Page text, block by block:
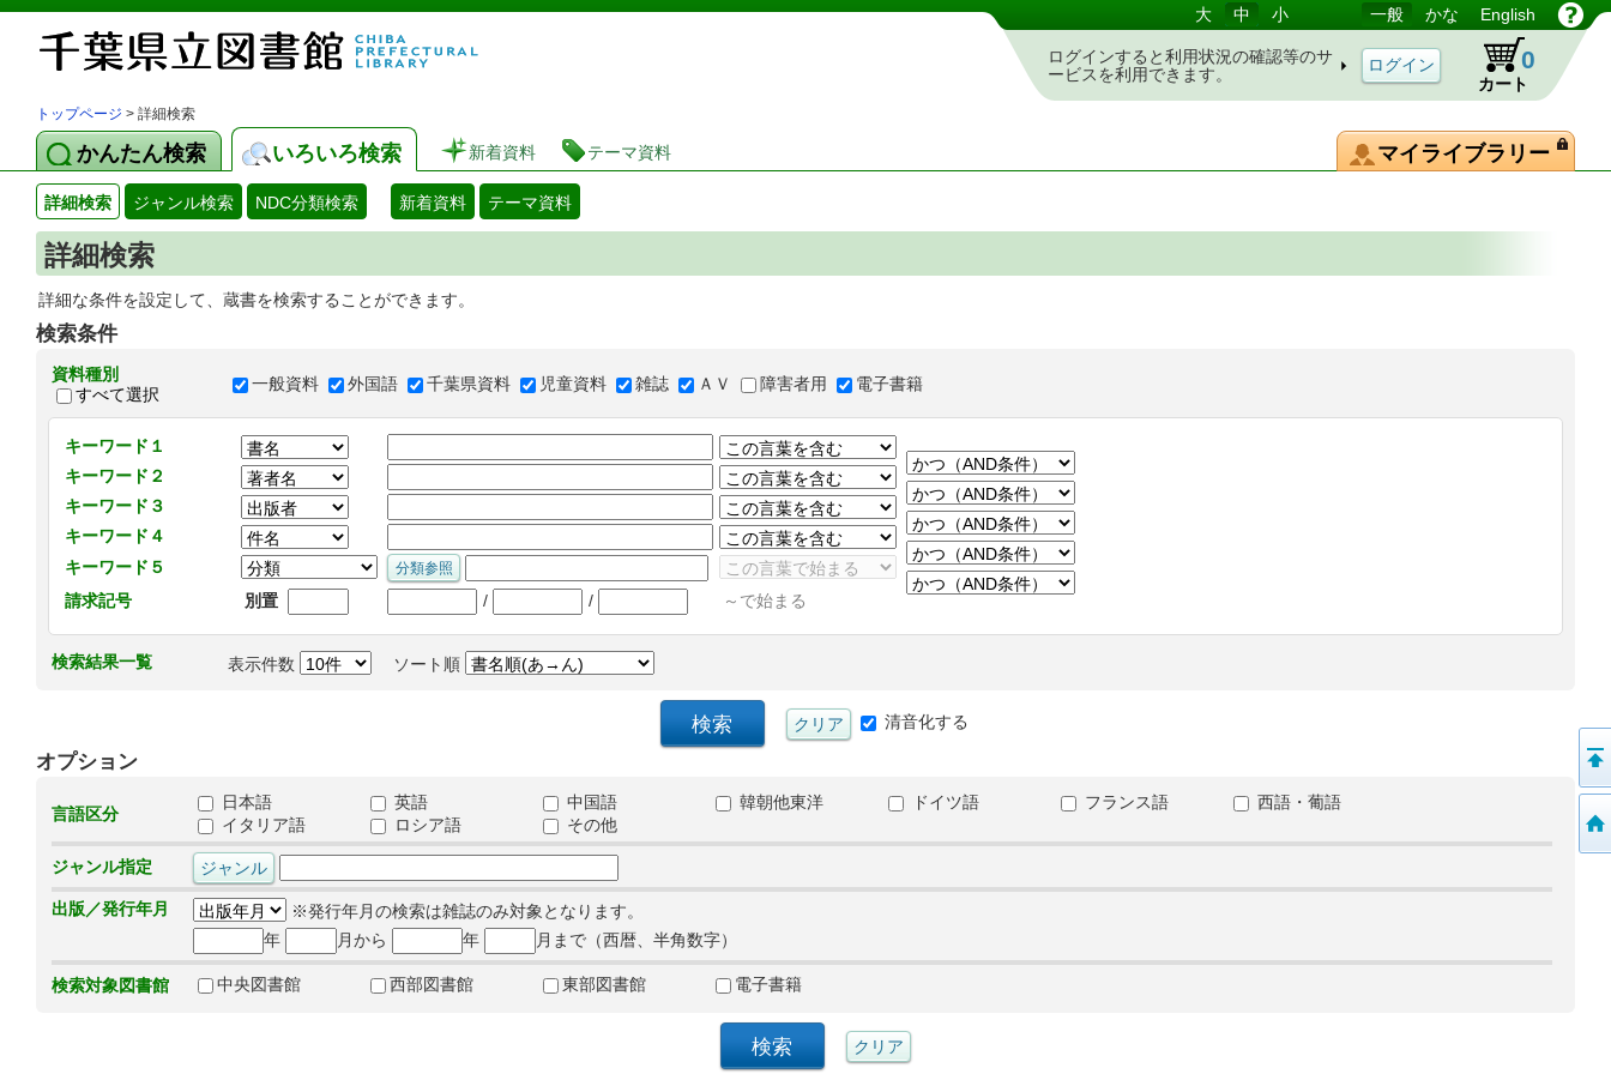
図書館 蔵書検索・予約システム 大 中 小 一般 かな English
ログインすると利用状況の確認等のサ
ービスを利用できます。
カート
0
トップページ > 詳細検索
かんたん検索 いろいろ検索 新着資料 テーマ資料 マイライブラリー
詳細検索 ジャンル検索 NDC分類検索 新着資料 テーマ資料
詳細検索
詳細な条件を設定して、蔵書を検索することができます。
検索条件
資料種別
すべて選択
一般資料 外国語 千葉県資料 児童資料 雑誌 ＡＶ 障害者用 電子書籍
キーワード１
キーワード２
キーワード３
キーワード４
キーワード５
請求記号
別置 / / ～で始まる
検索結果一覧 表示件数 ソート順
清音化する
オプション
言語区分
日本語 英語 中国語 韓朝他東洋 ドイツ語 フランス語
西語・葡語
イタリア語
ロシア語 その他
ジャンル指定
出版／発行年月
※発行年月の検索は雑誌のみ対象となります。
年
月から 年 月まで（西暦、半角数字）
検索対象図書館 中央図書館 西部図書館 東部図書館 電子書籍